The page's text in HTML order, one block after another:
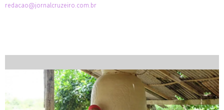
redacao@jornalcruzeiro.com.br